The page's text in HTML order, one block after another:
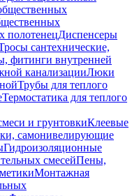
полотенецДиспенсеры
сантехнические,
фитинги внутренней
канализацииЛюки
Трубы для теплого
Термостатика для теплого
и грунтовкиКлеевые
самонивелирующие
Гидроизоляционные
смесейПены,
Монтажная